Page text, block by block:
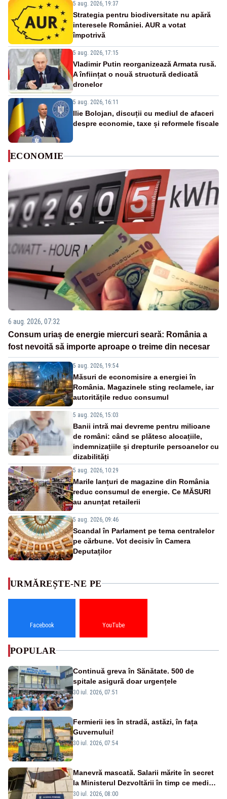
5 aug. 2026, 19:37
Strategia pentru biodiversitate nu apără
interesele României. AUR a votat
împotrivă
5 aug. 2026, 17:15
Vladimir Putin reorganizează Armata rusă.
A înființat o nouă structură dedicată
dronelor
5 aug. 2026, 16:11
Ilie Bolojan, discuții cu mediul de afaceri
despre economie, taxe și reformele fiscale
ECONOMIE
6 aug. 2026, 07:32
Consum uriaș de energie miercuri seară: România a
fost nevoită să importe aproape o treime din necesar
5 aug. 2026, 19:54
Măsuri de economisire a energiei în
România. Magazinele sting reclamele, iar
autoritățile reduc consumul
5 aug. 2026, 15:03
Banii intră mai devreme pentru milioane
de români: când se plătesc alocațiile,
indemnizațiile și drepturile persoanelor cu
dizabilități
5 aug. 2026, 10:29
Marile lanțuri de magazine din România
reduc consumul de energie. Ce MĂSURI
au anunțat retailerii
5 aug. 2026, 09:46
Scandal în Parlament pe tema centralelor
pe cărbune. Vot decisiv în Camera
Deputaților
URMĂREȘTE-NE PE
Facebook YouTube
POPULAR
Continuă greva în Sănătate. 500 de
spitale asigură doar urgențele
30 iul. 2026, 07:51
Fermierii ies în stradă, astăzi, în fața
Guvernului!
30 iul. 2026, 07:54
Manevră mascată. Salarii mărite în secret
la Ministerul Dezvoltării în timp ce medicii
ies în stradă
30 iul. 2026, 08:00